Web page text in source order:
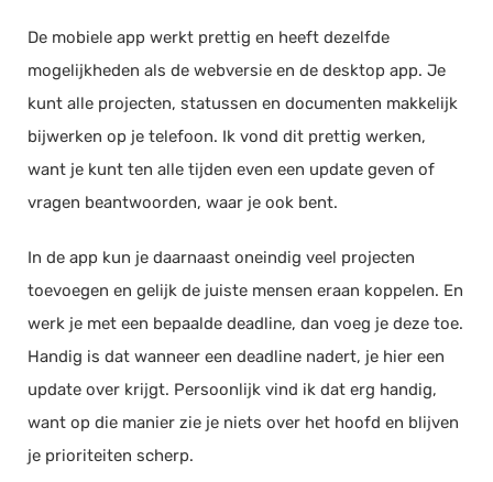
De mobiele app werkt prettig en heeft dezelfde
mogelijkheden als de webversie en de desktop app. Je
kunt alle projecten, statussen en documenten makkelijk
bijwerken op je telefoon. Ik vond dit prettig werken,
want je kunt ten alle tijden even een update geven of
vragen beantwoorden, waar je ook bent.
In de app kun je daarnaast oneindig veel projecten
toevoegen en gelijk de juiste mensen eraan koppelen. En
werk je met een bepaalde deadline, dan voeg je deze toe.
Handig is dat wanneer een deadline nadert, je hier een
update over krijgt. Persoonlijk vind ik dat erg handig,
want op die manier zie je niets over het hoofd en blijven
je prioriteiten scherp.